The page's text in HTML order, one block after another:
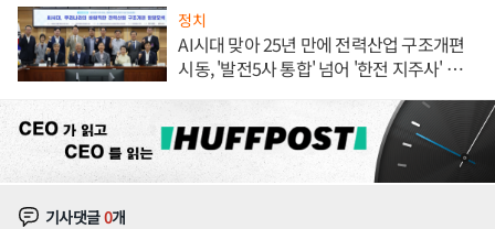
정치
AI시대 맞아 25년 만에 전력산업 구조개편
시동, '발전5사 통합' 넘어 '한전 지주사' 재편
기사댓글0개